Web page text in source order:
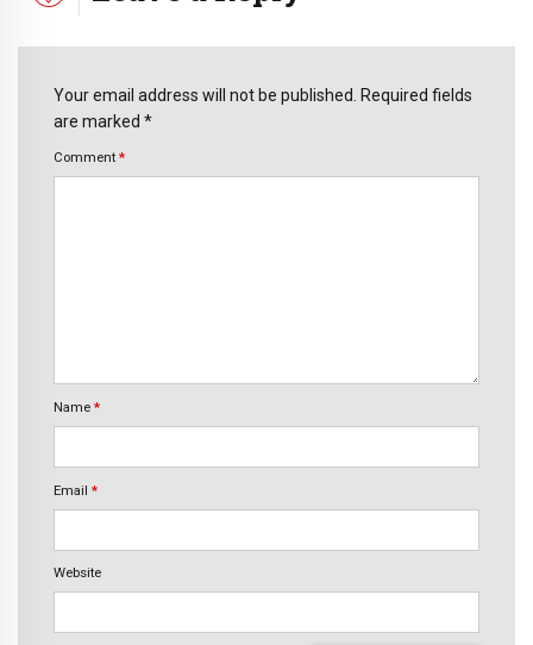
Your email address will not be published. Required fields
are marked *
Comment *
Name *
Email *
Website